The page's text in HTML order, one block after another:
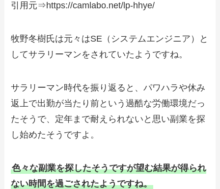
引用元⇒https://camlabo.net/lp-hhye/
牧野冬樹氏は元々はSE（システムエンジニア）と
してサラリーマンをされていたようですね。
サラリーマン時代を振り返ると、パワハラや休み
返上で出勤が当たり前という過酷な労働環境だっ
たそうで、定年まで耐えられないと思い副業を探
し始めたそうですよ。
色々な副業を探したそうですが望む結果が得られ
ない時間を過ごされたようですね。